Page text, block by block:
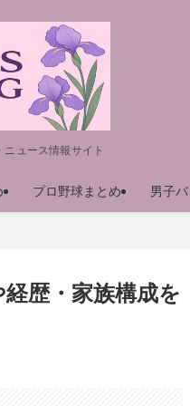
ュース情報サイト
プロ野球まとめ 男子
歴・家族構成を